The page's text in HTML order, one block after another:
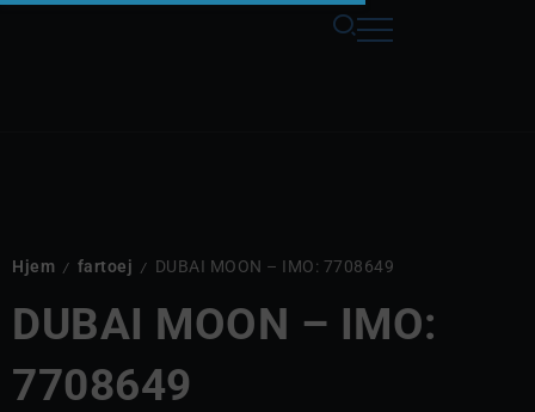
Hjem / fartoej / DUBAI MOON – IMO: 7708649
DUBAI MOON – IMO:
7708649